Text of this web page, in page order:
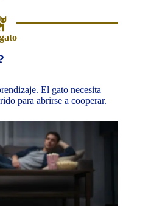
El gato necesita
para abrirse a cooperar.